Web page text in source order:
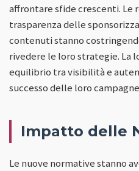
affrontare sfide crescenti. Le
trasparenza delle
contenuti stanno
rivedere le loro strategie. La
equilibrio tra visibilità e
successo delle loro
Impatto delle
Le nuove normative stanno